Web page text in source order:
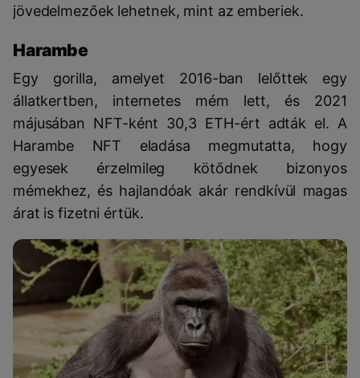
jövedelmezőek lehetnek, mint az emberiek.
Harambe
Egy gorilla, amelyet 2016-ban lelőttek egy
állatkertben, internetes mém lett, és 2021
májusában NFT-ként 30,3 ETH-ért adták el. A
Harambe NFT eladása megmutatta, hogy
egyesek érzelmileg kötődnek bizonyos
mémekhez, és hajlandóak akár rendkívül magas
árat is fizetni értük.